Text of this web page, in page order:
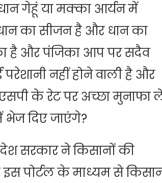
गेहूं या मक्का आर्यन में
का सीजन है और धान का
है और पंजिका आप पर सदैव
नहीं होने वाली है और
के रेट पर अच्छा मुनाफा
दिए जाएंगे?
सरकार ने किसानों की
पोर्टल के माध्यम से